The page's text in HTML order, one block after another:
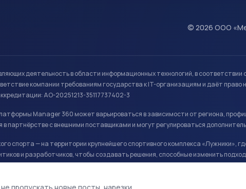
© 2026 ООО
деятельность в области информационных технологий, в соответствии
компании требованиям государства к IT-организациям и даёт право
АО-20251213-35117737402-3
Manager 360 может варьироваться в зависимости от региона,
партнёрстве с внешними поставщиками и могут регулироваться
спорта — на территории крупнейшего спортивного комплекса «Лужники»,
и разработчиков, чтобы создавать решения, способные изменить подход
арена, ул. Лужники 24с1.